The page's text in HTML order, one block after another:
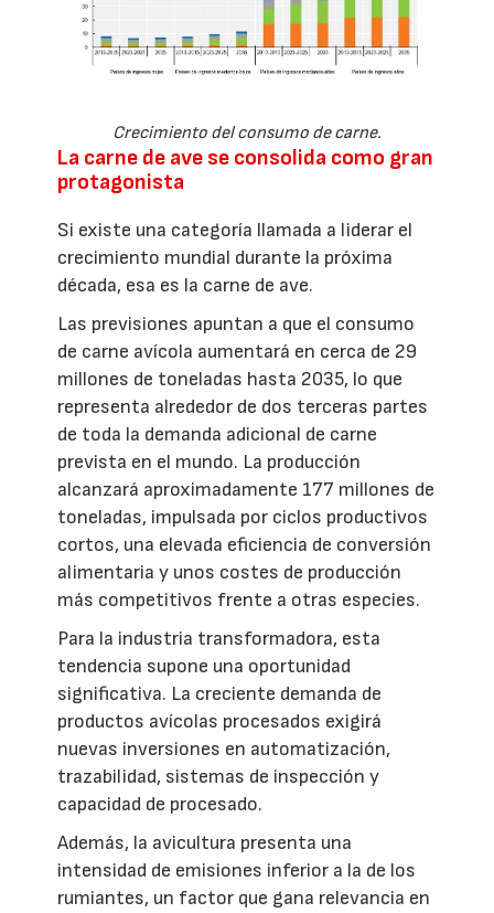
Crecimiento del consumo de carne.
La carne de ave se consolida como gran
protagonista
Si existe una categoría llamada a liderar el
crecimiento mundial durante la próxima
década, esa es la carne de ave.
Las previsiones apuntan a que el consumo
de carne avícola aumentará en cerca de 29
millones de toneladas hasta 2035, lo que
representa alrededor de dos terceras partes
de toda la demanda adicional de carne
prevista en el mundo. La producción
alcanzará aproximadamente 177 millones de
toneladas, impulsada por ciclos productivos
cortos, una elevada eficiencia de conversión
alimentaria y unos costes de producción
más competitivos frente a otras especies.
Para la industria transformadora, esta
tendencia supone una oportunidad
significativa. La creciente demanda de
productos avícolas procesados exigirá
nuevas inversiones en automatización,
trazabilidad, sistemas de inspección y
capacidad de procesado.
Además, la avicultura presenta una
intensidad de emisiones inferior a la de los
rumiantes, un factor que gana relevancia en